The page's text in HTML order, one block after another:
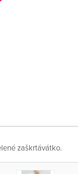
zaškrtávátko.